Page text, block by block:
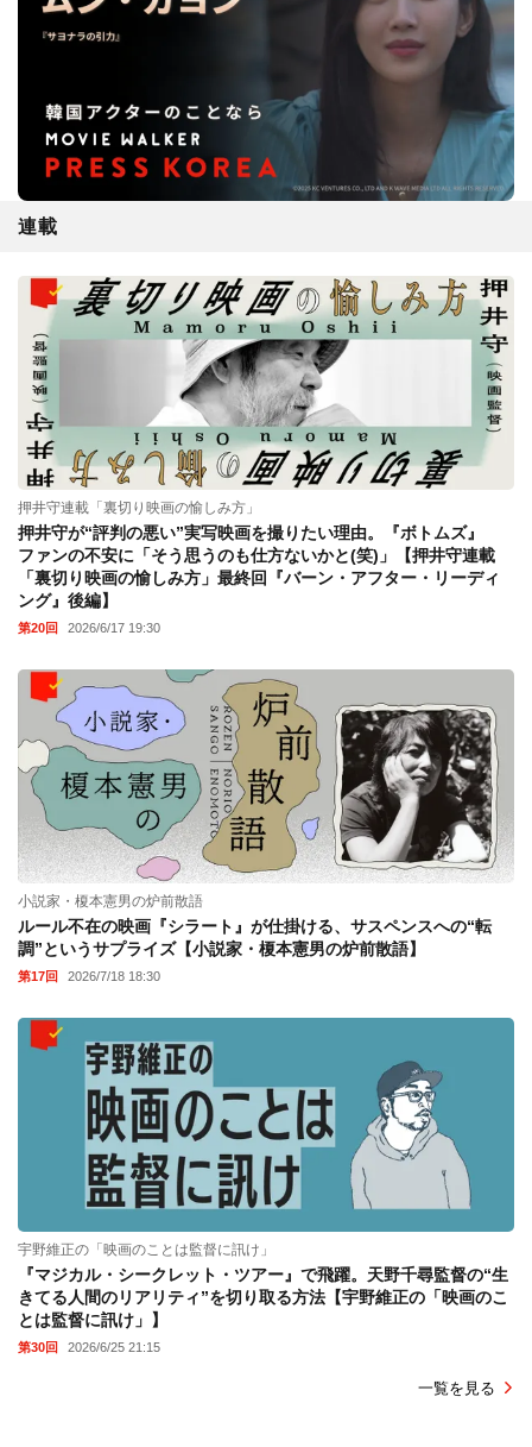
連載
押井守連載「裏切り映画の愉しみ方」
押井守が“評判の悪い”実写映画を撮りたい理由。『ボトムズ』
ファンの不安に「そう思うのも仕方ないかと(笑)」【押井守連載
「裏切り映画の愉しみ方」最終回『バーン・アフター・リーディ
ング』後編】
第20回 2026/6/17 19:30
小説家・榎本憲男の炉前散語
ルール不在の映画『シラート』が仕掛ける、サスペンスへの“転
調”というサプライズ【小説家・榎本憲男の炉前散語】
第17回 2026/7/18 18:30
宇野維正の「映画のことは監督に訊け」
『マジカル・シークレット・ツアー』で飛躍。天野千尋監督の“生
きてる人間のリアリティ”を切り取る方法【宇野維正の「映画のこ
とは監督に訊け」】
第30回 2026/6/25 21:15
一覧を見る